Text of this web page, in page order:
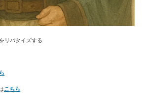
リバタイズする
こちら